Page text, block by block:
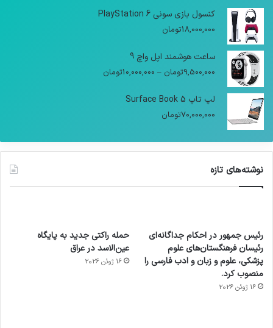
کنسول بازی سونی PlayStation 6
18,000,000تومان
ساعت هوشمند اپل واچ 9
9,500,000تومان –
10,000,000تومان
لپ تاپ Surface Book 5
70,000,000تومان
نوشته‌های تازه
رئیس جمهور در احکام جداگانه‌ای
رئیسان فرهنگستان‌های علوم
پزشکی، علوم و زبان و ادب فارسی را
منصوب کرد.
16 ژوئن 2026
حمله راکتی جدید به پایگاه
عین‌الاسد در عراق
16 ژوئن 2026